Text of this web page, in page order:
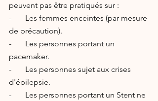
peuvent pas être pratiqués sur :
-       Les femmes enceintes (par mesure
de précaution).
-       Les personnes portant un
pacemaker.
-       Les personnes sujet aux crises
d'épilepsie.
-       Les personnes portant un Stent ne